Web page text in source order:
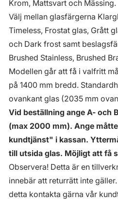
Krom, Mattsvart och Mässing.
Välj mellan glasfärgerna
Timeless, Frostat glas, Grått
och Dark frost samt
Brushed Stainless, Brushed
Modellen går att få i valfritt
på 1400 mm bredd.
ovankant glas (2035 mm
Vid beställning ange A- och
(max 2000 mm). Ange
kundtjänst" i kassan.
till utsida glas. Möjligt att få
Observera! Detta är en
innebär att returrätt inte
detta kontakta gärna vår